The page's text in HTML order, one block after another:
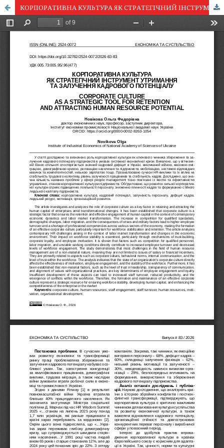
КОРПОРАТИВНА КУЛЬТУРА ЯК СТРАТЕГІЧНИЙ ІНСТРУМЕНТ УТРИМАННЯ ТА ЗАЛУЧЕННЯ КАДРОВОГО ПОТЕНЦІАЛУ